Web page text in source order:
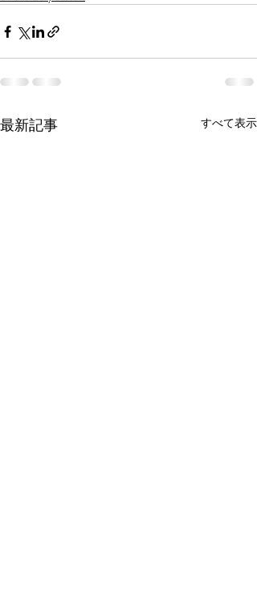
最新記事 すべて表示